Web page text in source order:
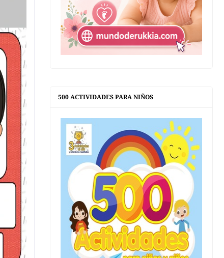
500 ACTIVIDADES PARA NIÑOS